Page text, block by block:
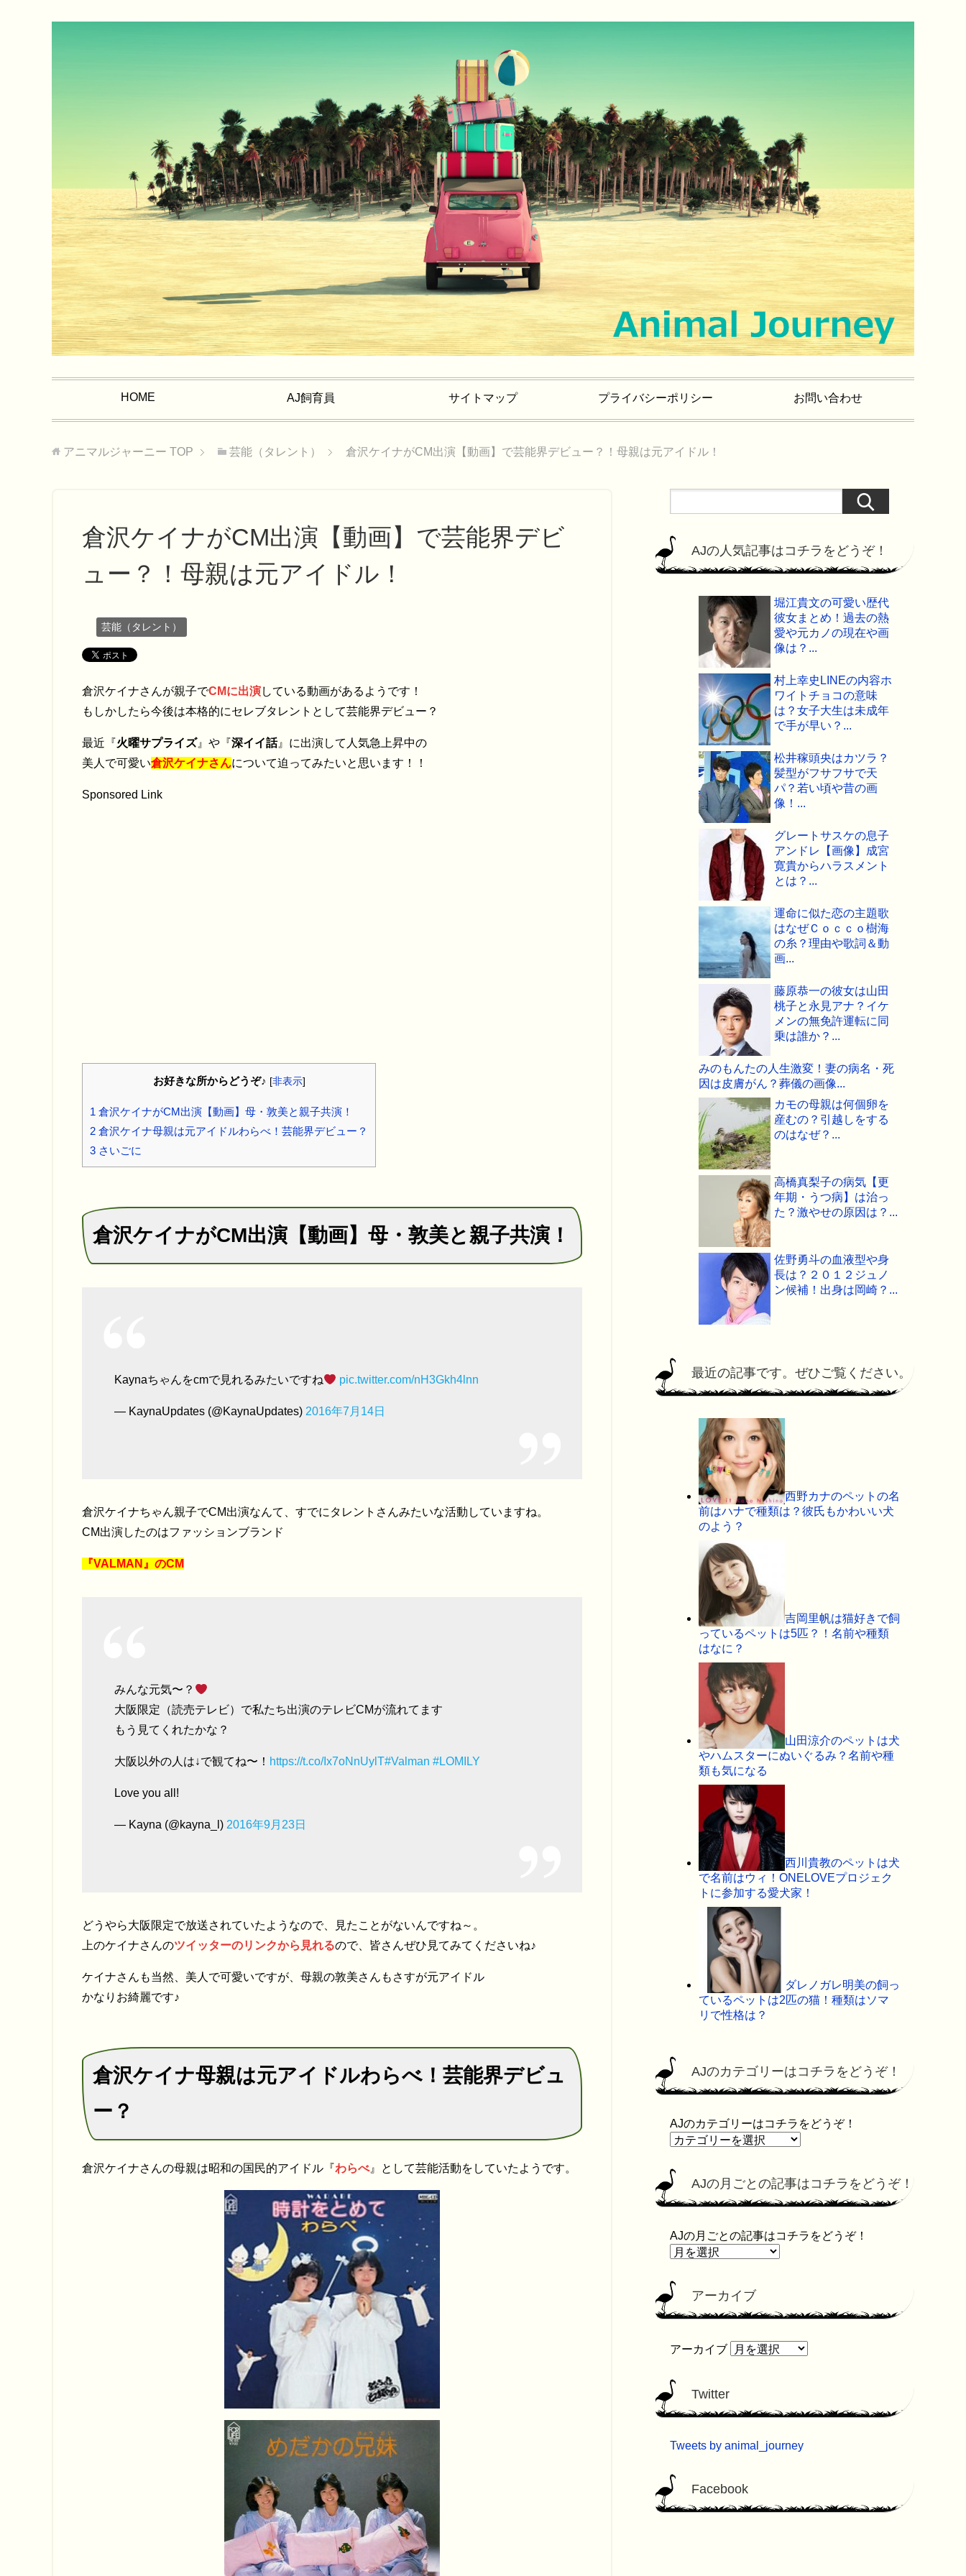
HOME AJ飼育員 サイトマップ プライバシーポリシー お問い合わせ
アニマルジャーニー TOP 芸能（タレント） 倉沢ケイナがCM出演【動画】で芸能界デビュー？！母親は元アイドル！
倉沢ケイナがCM出演【動画】で芸能界デビ
ュー？！母親は元アイドル！
芸能（タレント）
倉沢ケイナさんが親子でCMに出演している動画があるようです！
もしかしたら今後は本格的にセレブタレントとして芸能界デビュー？
最近『火曜サプライズ』や『深イイ話』に出演して人気急上昇中の
美人で可愛い倉沢ケイナさんについて迫ってみたいと思います！！
Sponsored Link
お好きな所からどうぞ♪ [非表示]
1 倉沢ケイナがCM出演【動画】母・敦美と親子共演！
2 倉沢ケイナ母親は元アイドルわらべ！芸能界デビュー？
3 さいごに
倉沢ケイナがCM出演【動画】母・敦美と親子共演！
Kaynaちゃんをcmで見れるみたいですね pic.twitter.com/nH3Gkh4lnn
— KaynaUpdates (@KaynaUpdates) 2016年7月14日
倉沢ケイナちゃん親子でCM出演なんて、すでにタレントさんみたいな活動していますね。
CM出演したのはファッションブランド
『VALMAN』のCM
みんな元気〜？
大阪限定（読売テレビ）で私たち出演のテレビCMが流れてます
もう見てくれたかな？
大阪以外の人は↓で観てね〜！ https://t.co/Ix7oNnUylT#Valman #LOMILY
Love you all!
— Kayna (@kayna_l) 2016年9月23日
どうやら大阪限定で放送されていたようなので、見たことがないんですね～。
上のケイナさんのツイッターのリンクから見れるので、皆さんぜひ見てみてくださいね♪
ケイナさんも当然、美人で可愛いですが、母親の敦美さんもさすが元アイドル
かなりお綺麗です♪
倉沢ケイナ母親は元アイドルわらべ！芸能界デビュ
ー？
倉沢ケイナさんの母親は昭和の国民的アイドル『わらべ』として芸能活動をしていたようです。
AJの人気記事はコチラをどうぞ！
堀江貴文の可愛い歴代
彼女まとめ！過去の熱
愛や元カノの現在や画
像は？...
村上幸史LINEの内容ホ
ワイトチョコの意味
は？女子大生は未成年
で手が早い？...
松井稼頭央はカツラ？
髪型がフサフサで天
パ？若い頃や昔の画
像！...
グレートサスケの息子
アンドレ【画像】成宮
寛貴からハラスメント
とは？...
運命に似た恋の主題歌
はなぜＣｏｃｃｏ樹海
の糸？理由や歌詞＆動
画...
藤原恭一の彼女は山田
桃子と永見アナ？イケ
メンの無免許運転に同
乗は誰か？...
みのもんたの人生激変！妻の病名・死
因は皮膚がん？葬儀の画像...
カモの母親は何個卵を
産むの？引越しをする
のはなぜ？...
高橋真梨子の病気【更
年期・うつ病】は治っ
た？激やせの原因は？...
佐野勇斗の血液型や身
長は？２０１２ジュノ
ン候補！出身は岡崎？...
最近の記事です。ぜひご覧ください。
西野カナのペットの名
前はハナで種類は？彼氏もかわいい犬
のよう？
吉岡里帆は猫好きで飼
っているペットは5匹？！名前や種類
はなに？
山田涼介のペットは犬
やハムスターにぬいぐるみ？名前や種
類も気になる
西川貴教のペットは犬
で名前はウィ！ONELOVEプロジェク
トに参加する愛犬家！
ダレノガレ明美の飼っ
ているペットは2匹の猫！種類はソマ
リで性格は？
AJのカテゴリーはコチラをどうぞ！
AJのカテゴリーはコチラをどうぞ！
AJの月ごとの記事はコチラをどうぞ！
AJの月ごとの記事はコチラをどうぞ！
アーカイブ
アーカイブ
Twitter
Tweets by animal_journey
Facebook